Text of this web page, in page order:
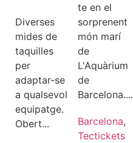
Diverses
mides de
taquilles
per
adaptar-se
a qualsevol
equipatge.
Obert...
te en el
sorprenent
món marí
de
L'Aquàrium
de
Barcelona....
Barcelona,
Tectickets